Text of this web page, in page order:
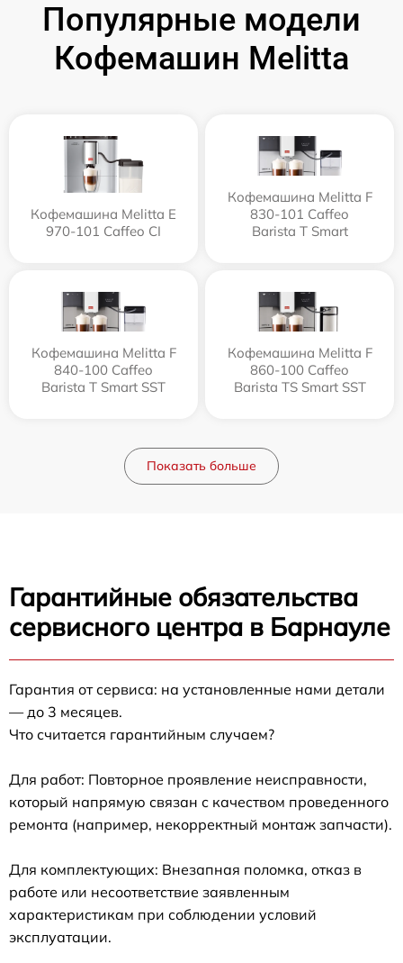
Популярные модели
Кофемашин Melitta
Кофемашина Melitta Е
970-101 Caffeo CI
Кофемашина Melitta F
830-101 Caffeo
Barista T Smart
Кофемашина Melitta F
840-100 Caffeo
Barista T Smart SST
Кофемашина Melitta F
860-100 Caffeo
Barista TS Smart SST
Показать больше
Гарантийные обязательства
сервисного центра в Барнауле
Гарантия от сервиса: на установленные нами детали
— до 3 месяцев.
Что считается гарантийным случаем?
Для работ: Повторное проявление неисправности,
который напрямую связан с качеством проведенного
ремонта (например, некорректный монтаж запчасти).
Для комплектующих: Внезапная поломка, отказ в
работе или несоответствие заявленным
характеристикам при соблюдении условий
эксплуатации.